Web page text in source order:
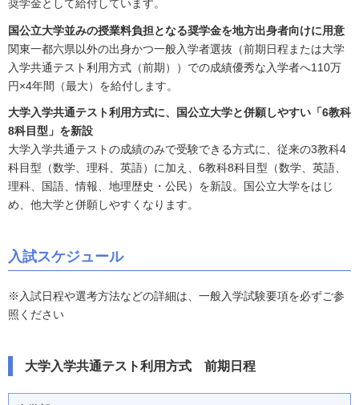
奨学金として給付しています。
国公立大学並みの授業料負担となる奨学金を地方出身者向けに用意
関東一都六県以外の出身かつ一般入学者選抜（前期日程または大学
入学共通テスト利用方式（前期））での成績優秀な入学者へ110万
円×4年間（最大）を給付します。
大学入学共通テスト利用方式に、国公立大学と併願しやすい「6教科
8科目型」を新設
大学入学共通テストの成績のみで受験できる方式に、従来の3教科4
科目型（数学、理科、英語）に加え、6教科8科目型（数学、英語、
理科、国語、情報、地理歴史・公民）を新設。国公立大学をはじ
め、他大学と併願しやすくなります。
入試スケジュール
※入試日程や選考方法などの詳細は、一般入学試験要項を必ずご参
照ください
大学入学共通テスト利用方式 前期日程